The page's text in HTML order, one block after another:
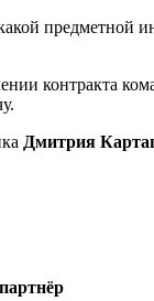
предметной
контракта
Дмитрия